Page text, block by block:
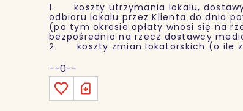
1. koszty utrzymania lokalu,
odbioru lokalu przez Klienta do dnia
(po tym okresie opłaty wnosi się na
bezpośrednio na rzecz dostawcy
2. koszty zmian lokatorskich (o ile
--0--